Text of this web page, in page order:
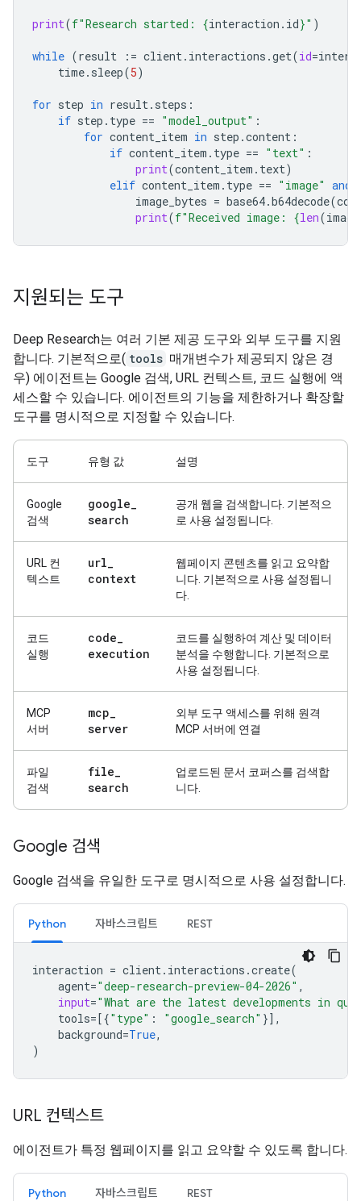
print(f"Research started: {interaction . id}" )
while (result := client. interactions .get(id=
time. sleep(5)
for step in result. steps :
if step . type == "model_output" :
for content_item in step .content :
if content_item . type == "text" :
print(content_item . text)
elif content_item . type == "image" and
image_bytes = base64.b64decode(
print(f"Received image: {len(
지원되는 도구
Deep Research는 여러 기본 제공 도구와 외부 도구를 지원
합니다. 기본적으로( tools 매개변수가 제공되지 않은 경
우) 에이전트는 Google 검색, URL 컨텍스트, 코드 실행에 액
세스할 수 있습니다. 에이전트의 기능을 제한하거나 확장할
도구를 명시적으로 지정할 수 있습니다.
도구 유형 값 설명
Google
검색
google_
search
공개 웹을 검색합니다. 기본적으
로 사용 설정됩니다.
URL 컨
텍스트
url_
context
웹페이지 콘텐츠를 읽고 요약합
니다. 기본적으로 사용 설정됩니
다.
코드
실행
code_
execution
코드를 실행하여 계산 및 데이터
분석을 수행합니다. 기본적으로
사용 설정됩니다.
MCP
서버
mcp_
server
외부 도구 액세스를 위해 원격
MCP 서버에 연결
파일
검색
file_
search
업로드된 문서 코퍼스를 검색합
니다.
Google 검색
Google 검색을 유일한 도구로 명시적으로 사용 설정합니다.
Python 자바스크립트 REST
interaction = client. interactions .create(
agent="deep-research-preview-04-2026" ,
input="What are the latest developments in
tools=[{"type" : "google_search" }],
background=True,
)
URL 컨텍스트
에이전트가 특정 웹페이지를 읽고 요약할 수 있도록 합니다.
Python 자바스크립트 REST